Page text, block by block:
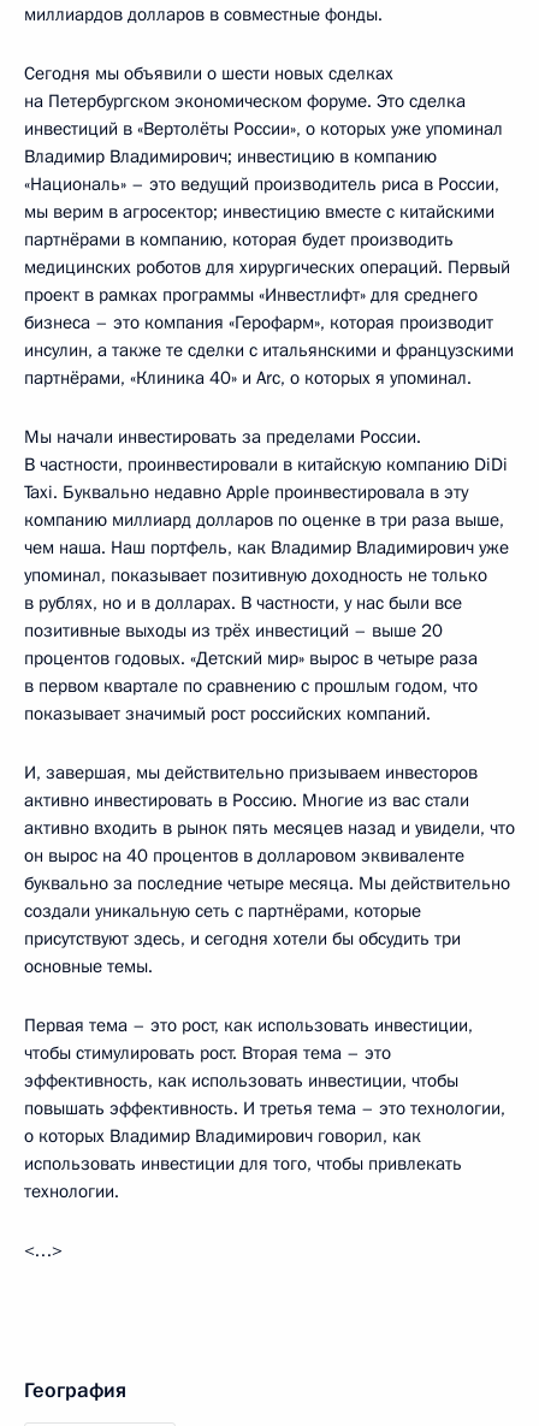
миллиардов долларов в совместные фонды.
Сегодня мы объявили о шести новых сделках
на Петербургском экономическом форуме. Это сделка
инвестиций в «Вертолёты России», о которых уже упоминал
Владимир Владимирович; инвестицию в компанию
«Националь» – это ведущий производитель риса в России,
мы верим в агросектор; инвестицию вместе с китайскими
партнёрами в компанию, которая будет производить
медицинских роботов для хирургических операций. Первый
проект в рамках программы «Инвестлифт» для среднего
бизнеса – это компания «Герофарм», которая производит
инсулин, а также те сделки с итальянскими и французскими
партнёрами, «Клиника 40» и Arc, о которых я упоминал.
Мы начали инвестировать за пределами России.
В частности, проинвестировали в китайскую компанию DiDi
Taxi. Буквально недавно Apple проинвестировала в эту
компанию миллиард долларов по оценке в три раза выше,
чем наша. Наш портфель, как Владимир Владимирович уже
упоминал, показывает позитивную доходность не только
в рублях, но и в долларах. В частности, у нас были все
позитивные выходы из трёх инвестиций – выше 20
процентов годовых. «Детский мир» вырос в четыре раза
в первом квартале по сравнению с прошлым годом, что
показывает значимый рост российских компаний.
И, завершая, мы действительно призываем инвесторов
активно инвестировать в Россию. Многие из вас стали
активно входить в рынок пять месяцев назад и увидели, что
он вырос на 40 процентов в долларовом эквиваленте
буквально за последние четыре месяца. Мы действительно
создали уникальную сеть с партнёрами, которые
присутствуют здесь, и сегодня хотели бы обсудить три
основные темы.
Первая тема – это рост, как использовать инвестиции,
чтобы стимулировать рост. Вторая тема – это
эффективность, как использовать инвестиции, чтобы
повышать эффективность. И третья тема – это технологии,
о которых Владимир Владимирович говорил, как
использовать инвестиции для того, чтобы привлекать
технологии.
<…>
География